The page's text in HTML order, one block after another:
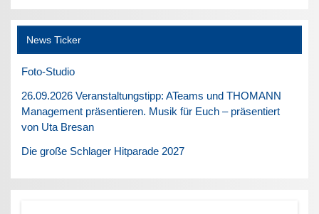
News Ticker
Foto-Studio
26.09.2026 Veranstaltungstipp: ATeams und THOMANN
Management präsentieren. Musik für Euch – präsentiert
von Uta Bresan
Die große Schlager Hitparade 2027